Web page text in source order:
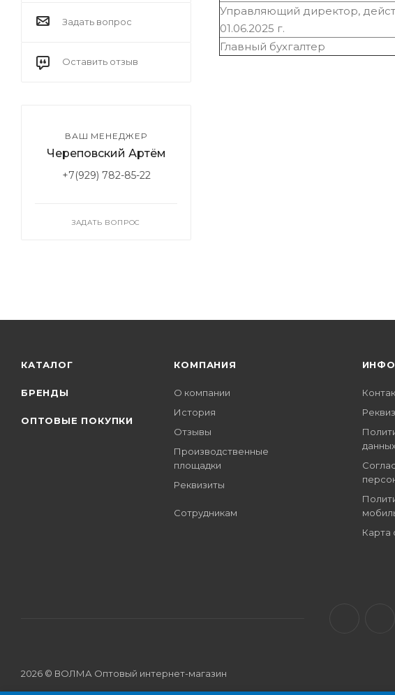
Управляющий директор,
01.06.2025 г.
Главный бухгалтер
Задать вопрос
Оставить отзыв
ВАШ МЕНЕДЖЕР
Череповский Артём
+7(929) 782-85-22
ЗАДАТЬ ВОПРОС
КАТАЛОГ
БРЕНДЫ
ОПТОВЫЕ ПОКУПКИ
КОМПАНИЯ
О компании
История
Отзывы
Производственные
площадки
Реквизиты
Сотрудникам
данных
Карта
2026 © ВОЛМА Оптовый интернет-магазин